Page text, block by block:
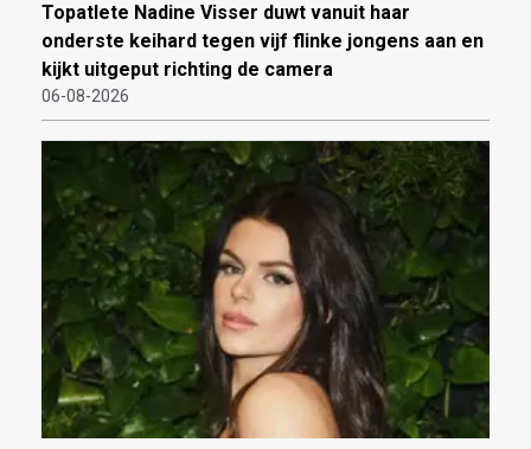
Topatlete Nadine Visser duwt vanuit haar
onderste keihard tegen vijf flinke jongens aan en
kijkt uitgeput richting de camera
06-08-2026